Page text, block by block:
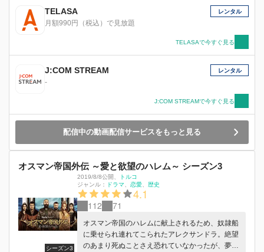
TELASA
月額990円（税込）で見放題
レンタル
TELASAで今すぐ見る
J:COM STREAM
-
レンタル
J:COM STREAMで今すぐ見る
配信中の動画配信サービスをもっと見る
オスマン帝国外伝 ～愛と欲望のハレム～ シーズン3
シーズン3
2019/8/8公開
トルコ
ジャンル：
ドラマ 恋愛 歴史
4.1
112 71
オスマン帝国のハレムに献上されるため、奴隷船
に乗せられ連れてこられたアレクサンドラ。絶望
のあまり死ぬことさえ恐れていなかったが、夢枕